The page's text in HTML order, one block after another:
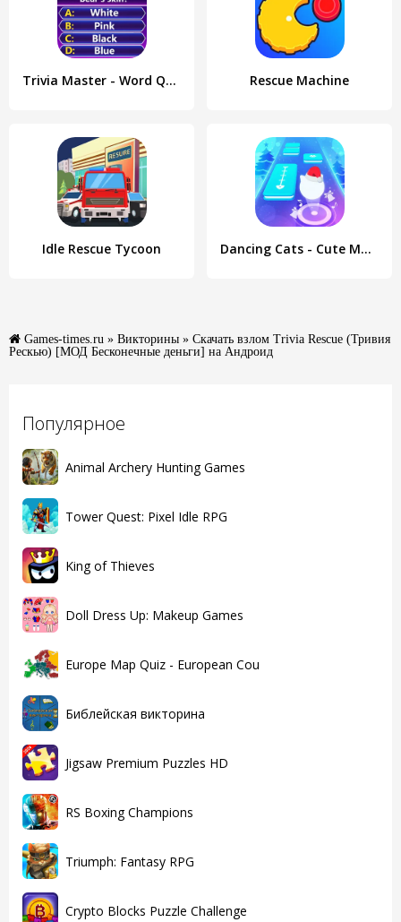
Популярное
Animal Archery Hunting Games
Tower Quest: Pixel Idle RPG
King of Thieves
Doll Dress Up: Makeup Games
Europe Map Quiz - European Cou
Библейская викторина
Jigsaw Premium Puzzles HD
RS Boxing Champions
Triumph: Fantasy RPG
Crypto Blocks Puzzle Challenge
Trivia Master - Word Quiz Game Rescue Machine
Idle Rescue Tycoon Dancing Cats - Cute Music Game
Games-times.ru » Викторины » Скачать взлом Trivia Rescue (Тривия
Рескью) [МОД Бесконечные деньги] на Андроид